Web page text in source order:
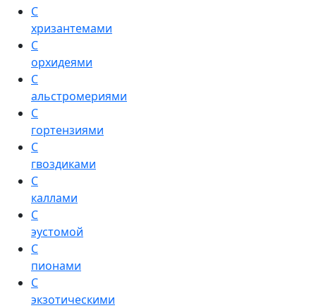
С
хризантемами
С
орхидеями
С
альстромериями
С
гортензиями
С
гвоздиками
С
каллами
С
эустомой
С
пионами
С
экзотическими